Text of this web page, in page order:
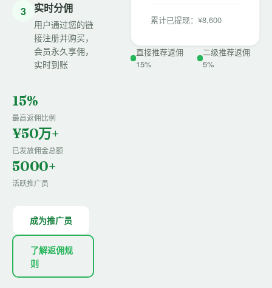
3 实时分佣
用户通过您的链
接注册并购买，
会员永久享佣，
实时到账
15%
最高返佣比例
¥50万+
已发放佣金总额
5000+
活跃推广员
成为推广员
了解返佣规
则
累计已提现：¥8,600
直接推荐返佣
15%
二级推荐返佣
5%